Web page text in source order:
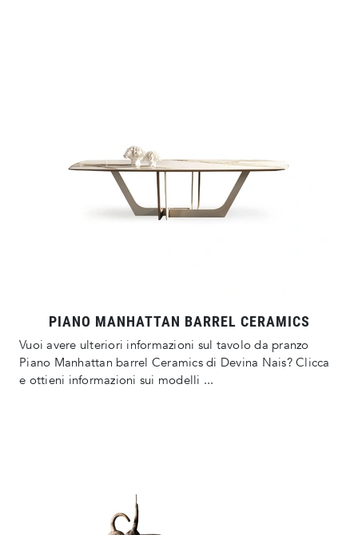
PIANO MANHATTAN BARREL CERAMICS
Vuoi avere ulteriori informazioni sul tavolo da pranzo
Piano Manhattan barrel Ceramics di Devina Nais? Clicca
e ottieni informazioni sui modelli ...